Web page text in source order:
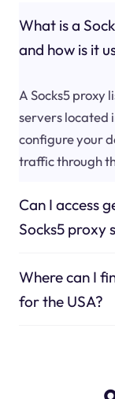
What is a
and how is it
A Socks5 proxy
servers located
configure your
traffic through
Can I access
Socks5 proxy
Where can I
for the USA?